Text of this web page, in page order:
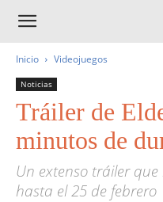
Inicio Videojuegos
Noticias
Tráiler de
minutos de
Un extenso tráiler
hasta el 25 de febrero